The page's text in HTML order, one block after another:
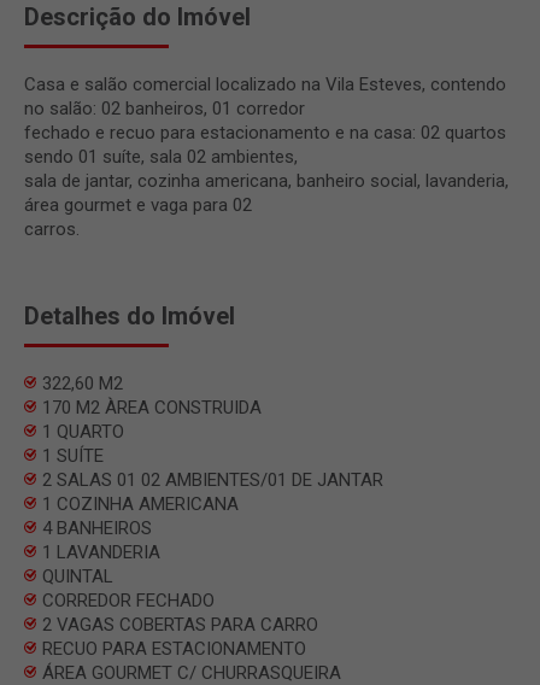
Descrição do Imóvel
Casa e salão comercial localizado na Vila Esteves, contendo
no salão: 02 banheiros, 01 corredor
fechado e recuo para estacionamento e na casa: 02 quartos
sendo 01 suíte, sala 02 ambientes,
sala de jantar, cozinha americana, banheiro social, lavanderia,
área gourmet e vaga para 02
carros.
Detalhes do Imóvel
322,60 M2
170 M2 ÀREA CONSTRUIDA
1 QUARTO
1 SUÍTE
2 SALAS 01 02 AMBIENTES/01 DE JANTAR
1 COZINHA AMERICANA
4 BANHEIROS
1 LAVANDERIA
QUINTAL
CORREDOR FECHADO
2 VAGAS COBERTAS PARA CARRO
RECUO PARA ESTACIONAMENTO
ÁREA GOURMET C/ CHURRASQUEIRA